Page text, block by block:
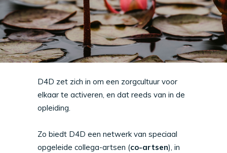
D4D zet zich in om een zorgcultuur voor
elkaar te activeren, en dat reeds van in de
opleiding.
Zo biedt D4D een netwerk van speciaal
opgeleide collega-artsen (co-artsen), in